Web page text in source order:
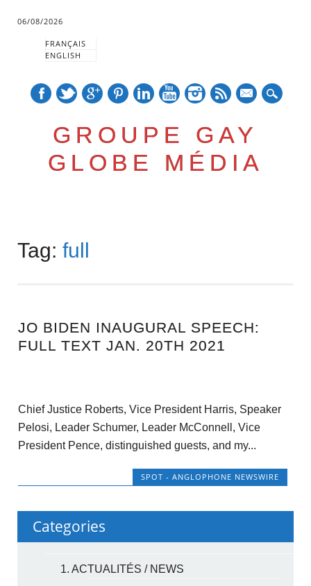
06/08/2026
FRANÇAIS
ENGLISH
GROUPE GAY
GLOBE MÉDIA
Main menu
content
Tag:full
JO BIDEN INAUGURAL SPEECH:
FULL TEXT JAN. 20TH 2021
Chief Justice Roberts, Vice President Harris, Speaker
Pelosi, Leader Schumer, Leader McConnell, Vice
President Pence, distinguished guests, and my...
SPOT - ANGLOPHONE NEWSWIRE
Categories
1. ACTUALITÉS / NEWS